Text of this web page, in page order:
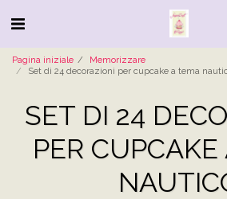
Pagina iniziale
Memorizzare
Set di 24 decorazioni per cupcake a tema
SET DI 24
PER